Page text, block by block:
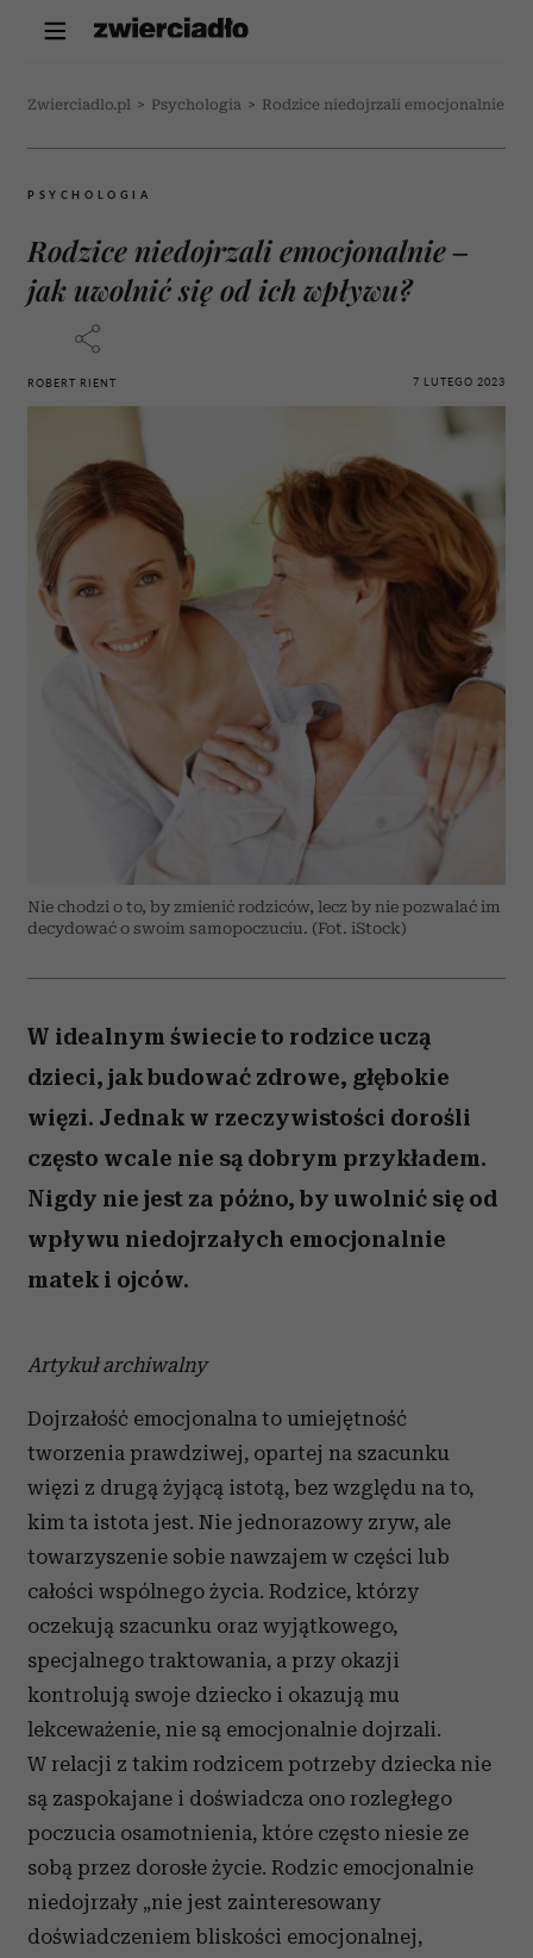
Zwierciadlo.pl > Psychologia > Rodzice niedojrzali emocjonalnie –
PSYCHOLOGIA
Rodzice niedojrzali emocjonalnie –
jak uwolnić się od ich wpływu?
ROBERT RIENT 7 LUTEGO 2023
Nie chodzi o to, by zmienić rodziców, lecz by nie pozwalać im
decydować o swoim samopoczuciu. (Fot. iStock)
W idealnym świecie to rodzice uczą
dzieci, jak budować zdrowe, głębokie
więzi. Jednak w rzeczywistości dorośli
często wcale nie są dobrym przykładem.
Nigdy nie jest za późno, by uwolnić się od
wpływu niedojrzałych emocjonalnie
matek i ojców.
Artykuł archiwalny
Dojrzałość emocjonalna to umiejętność
tworzenia prawdziwej, opartej na szacunku
więzi z drugą żyjącą istotą, bez względu na to,
kim ta istota jest. Nie jednorazowy zryw, ale
towarzyszenie sobie nawzajem w części lub
całości wspólnego życia. Rodzice, którzy
oczekują szacunku oraz wyjątkowego,
specjalnego traktowania, a przy okazji
kontrolują swoje dziecko i okazują mu
lekceważenie, nie są emocjonalnie dojrzali.
W relacji z takim rodzicem potrzeby dziecka nie
są zaspokajane i doświadcza ono rozległego
poczucia osamotnienia, które często niesie ze
sobą przez dorosłe życie. Rodzic emocjonalnie
niedojrzały „nie jest zainteresowany
doświadczeniem bliskości emocjonalnej,